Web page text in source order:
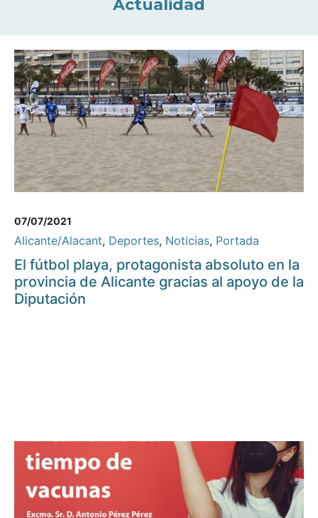
Actualidad
07/07/2021
Alicante/Alacant, Deportes, Noticias, Portada
El fútbol playa, protagonista absoluto en la
provincia de Alicante gracias al apoyo de la
Diputación